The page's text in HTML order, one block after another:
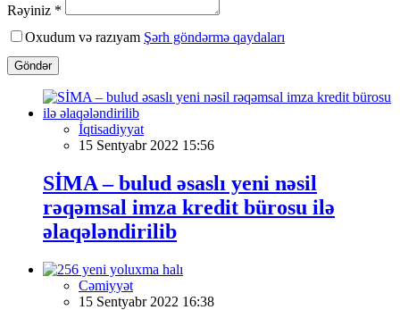
Rəyiniz *
Oxudum və razıyam Şərh göndərmə qaydaları
Göndər
İqtisadiyyat
15 Sentyabr 2022 15:56
SİMA – bulud əsaslı yeni nəsil
rəqəmsal imza kredit bürosu ilə
əlaqələndirilib
Cəmiyyət
15 Sentyabr 2022 16:38